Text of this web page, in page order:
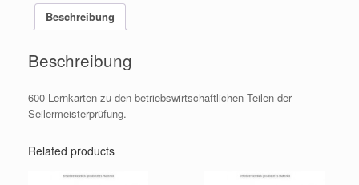
Beschreibung
Beschreibung
600 Lernkarten zu den betriebswirtschaftlichen Teilen der
Seilermeisterprüfung.
Related products